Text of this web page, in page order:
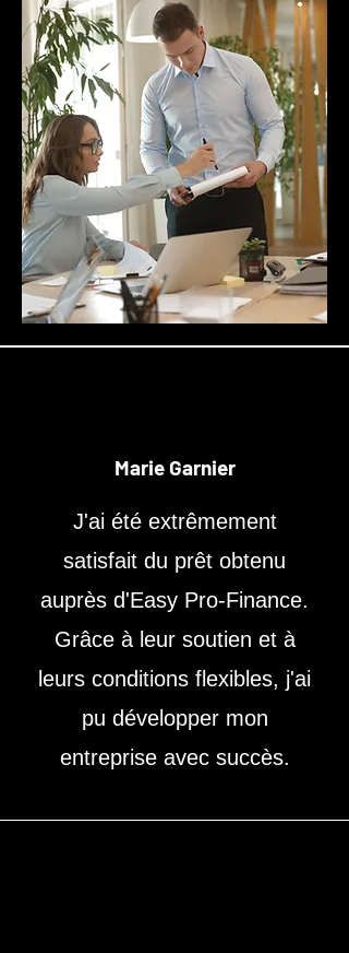
Marie Garnier
J'ai été extrêmement
satisfait du prêt obtenu
auprès d'Easy Pro-Finance.
Grâce à leur soutien et à
leurs conditions flexibles, j'ai
pu développer mon
entreprise avec succès.